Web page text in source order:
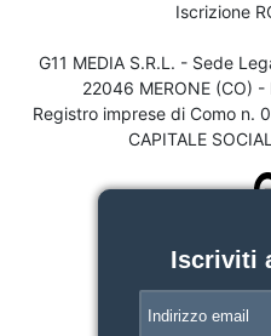
Iscrizione
G11 MEDIA S.R.L. - Sede
22046 MERONE (CO)
Registro imprese di Como n.
CAPITALE
Iscriviti